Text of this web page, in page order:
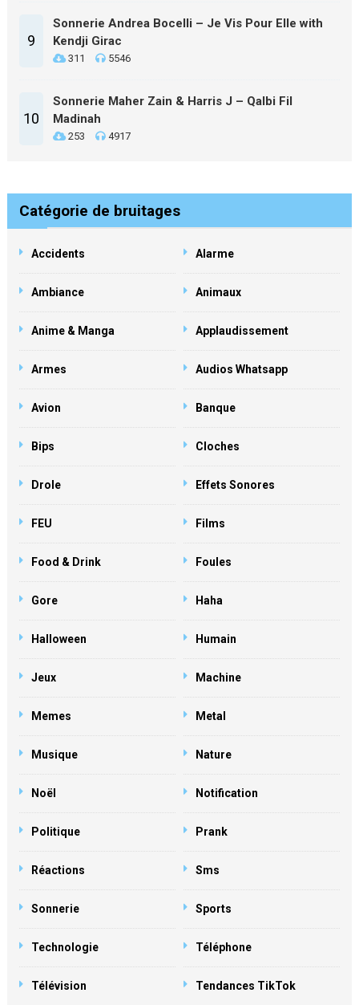
9
Sonnerie Andrea Bocelli – Je Vis Pour Elle with
Kendji Girac
311 5546
10
Sonnerie Maher Zain & Harris J – Qalbi Fil
Madinah
253 4917
Catégorie de bruitages
Accidents Alarme
Ambiance Animaux
Anime & Manga Applaudissement
Armes Audios Whatsapp
Avion Banque
Bips Cloches
Drole Effets Sonores
FEU Films
Food & Drink Foules
Gore Haha
Halloween Humain
Jeux Machine
Memes Metal
Musique Nature
Noël Notification
Politique Prank
Réactions Sms
Sonnerie Sports
Technologie Téléphone
Télévision Tendances TikTok